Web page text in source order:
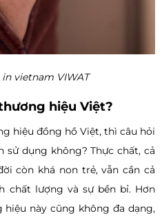
vietnam VIWAT
hiệu Việt?
hiệu đồng hồ Việt, thì câu hỏi
sử dụng không? Thực chất, cả
còn khá non trẻ, vẫn cần cả
chất lượng và sự bền bỉ. Hơn
này cũng không đa dạng,